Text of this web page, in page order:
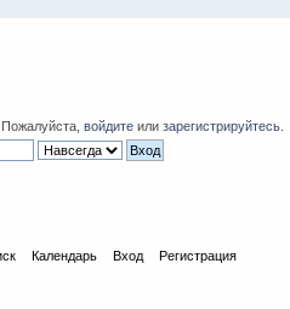
. Пожалуйста, войдите или зарегистрируйтесь
Календарь Вход Регистрация